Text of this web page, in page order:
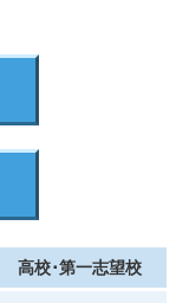
高校･第一志望校